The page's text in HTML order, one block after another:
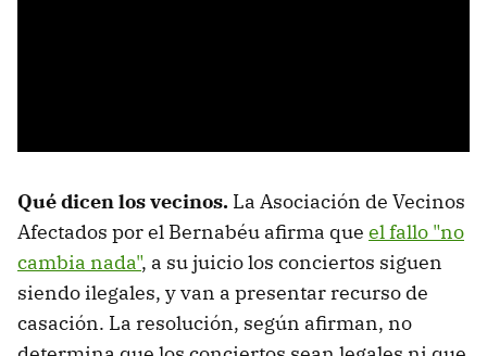
Qué dicen los vecinos. La Asociación de Vecinos
Afectados por el Bernabéu afirma que el fallo "no
cambia nada", a su juicio los conciertos siguen
siendo ilegales, y van a presentar recurso de
casación. La resolución, según afirman, no